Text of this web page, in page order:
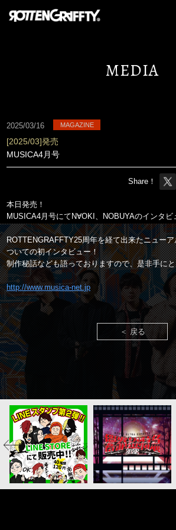
MEDIA
2025/03/16 MAGAZINE
[2025/03]発売
MUSICA4月号
Share！
本日発売！
MUSICA4月号にてN∀OKI、NOBUYAのインタビ
ROTTENGRAFFTY25周年を経て出来たニュー
ついての初インタビュー！
制作秘話なども語っておりますので、是非手に
http://www.musica-net.jp
＜ 戻る